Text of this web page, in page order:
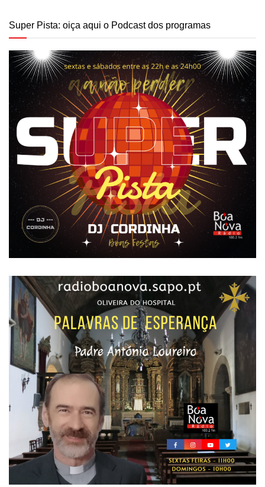
Super Pista: oiça aqui o Podcast dos programas